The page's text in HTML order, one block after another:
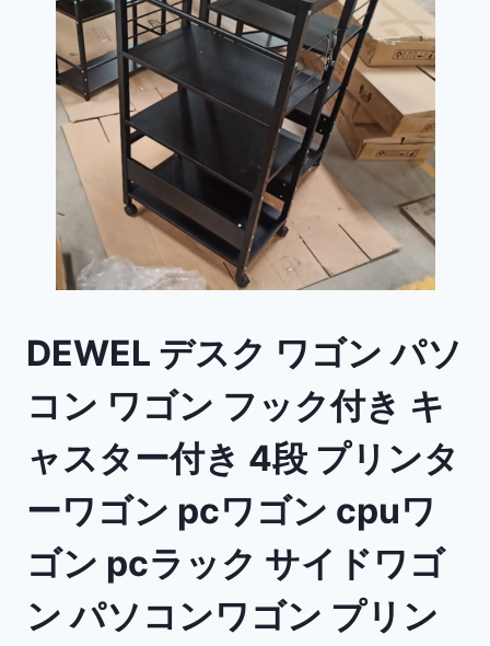
DEWEL デスク ワゴン パソ
コン ワゴン フック付き キ
ャスター付き 4段 プリンタ
ーワゴン pcワゴン cpuワ
ゴン pcラック サイドワゴ
ン パソコンワゴン プリン